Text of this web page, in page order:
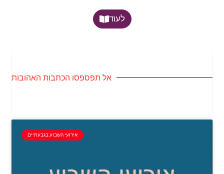
לעוד
אל תפספסו הכתבות האהובות
אירועי השבוע בגבעתיים